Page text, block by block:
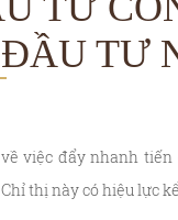
TƯ
việc đẩy nhanh
thị này có hiệu lực